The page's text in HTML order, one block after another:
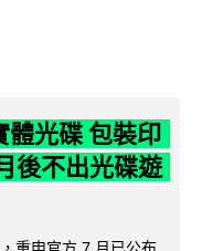
光碟 包裝印
後不出光碟遊